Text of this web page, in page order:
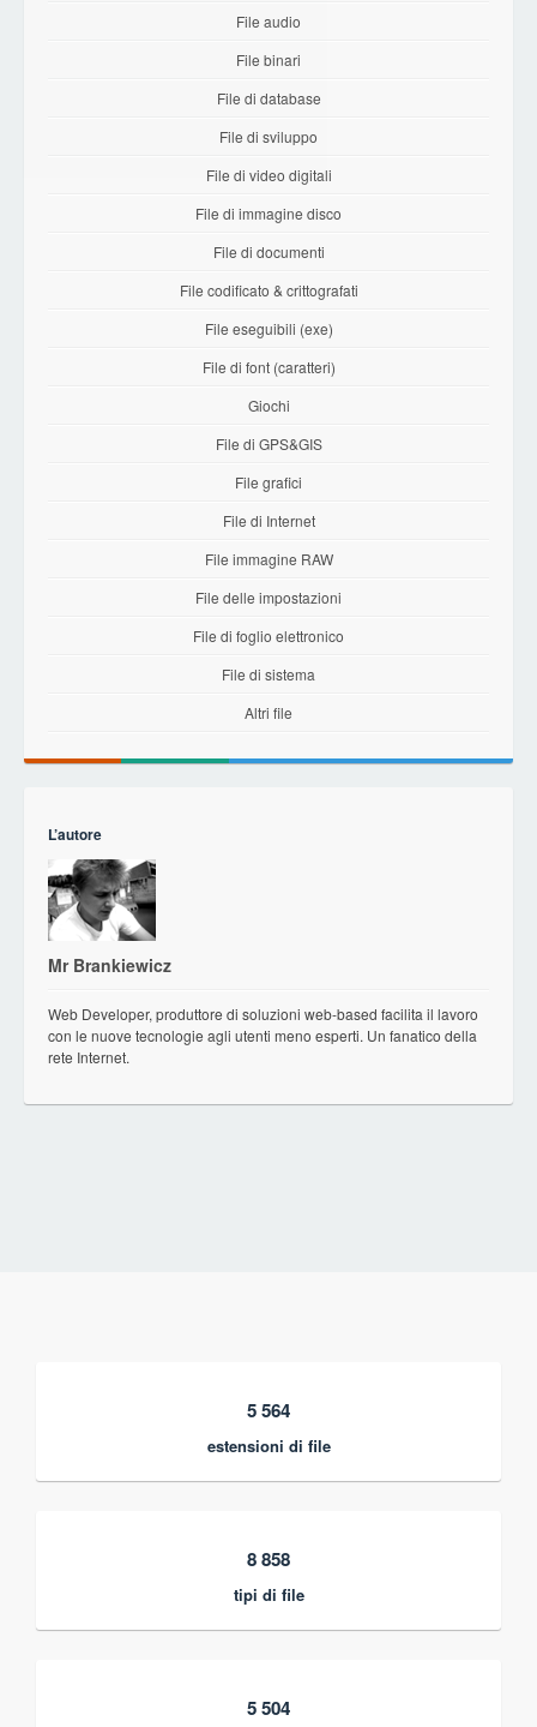
File audio
File binari
File di database
File di sviluppo
File di video digitali
File di immagine disco
File di documenti
File codificato & crittografati
File eseguibili (exe)
File di font (caratteri)
Giochi
File di GPS&GIS
File grafici
File di Internet
File immagine RAW
File delle impostazioni
File di foglio elettronico
File di sistema
Altri file
L’autore
Mr Brankiewicz
Web Developer, produttore di soluzioni web-based facilita il lavoro
con le nuove tecnologie agli utenti meno esperti. Un fanatico della
rete Internet.
5 564
estensioni di file
8 858
tipi di file
5 504